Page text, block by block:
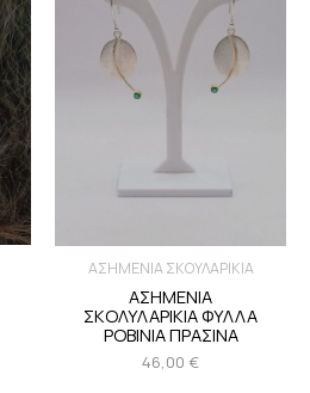
ΑΣΗΜΕΝΙΑ ΣΚΟΥΛΑΡΙΚΙΑ
ΑΣΗΜΕΝΙΑ
ΣΚΟΛΥΛΑΡΙΚΙΑ ΦΥΛΛΑ
ΡΟΒΙΝΙΑ ΠΡΑΣΙΝΑ
46,00 €